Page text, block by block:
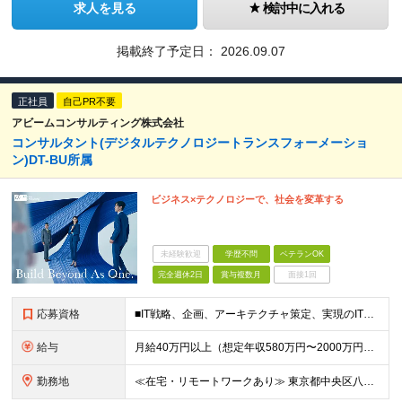
求人を見る 検討中に入れる
掲載終了予定日： 2026.09.07
正社員 自己PR不要
アビームコンサルティング株式会社
コンサルタント(デジタルテクノロジートランスフォーメーショ
ン)DT-BU所属
ビジネス×テクノロジーで、社会を変革する
未経験歓迎 学歴不問 ベテランOK
完全週休2日 賞与複数月 面接1回
応募資格 ■IT戦略、企画、アーキテクチャ策定、実現のITライフサイクルに関わる実務経験3年以上 ■学歴不問
給与 月給40万円以上（想定年収580万円〜2000万円） ※経験・能力を考慮の上、当社規定により決定します。 ※賞与年2回支給 ※試用期間：原則6ヶ月（試用期間中の労働条件は本採用時と同様） ※残業代は全
勤務地 ≪在宅・リモートワークあり≫ 東京都中央区八重洲二丁目2番1号 東京ミッドタウン八重洲 八重洲セントラルタワー15階 ※プロジェクトによりその他全国、海外あり ※在宅勤務制度、リモートワーク制度あり